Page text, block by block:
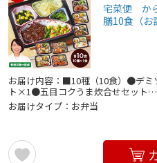
宅菜便 か
膳10食（
お届け内容：■10種（10食）●デミ
ト×1●五目コクうま炊合せセット…
お届けタイプ：お弁当